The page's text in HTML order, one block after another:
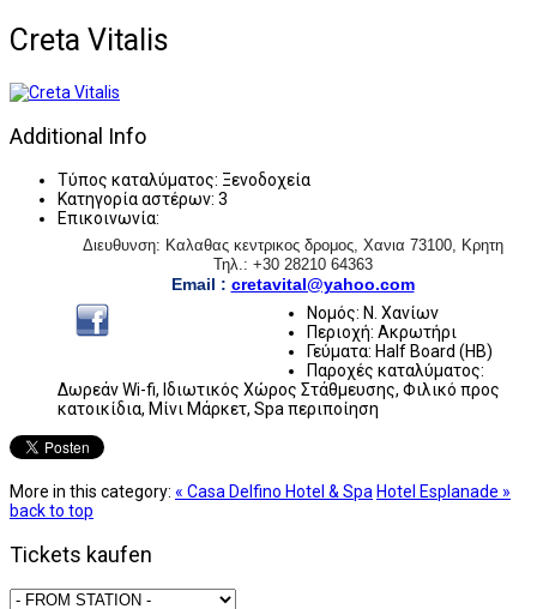
Creta Vitalis
Additional Info
Τύπος καταλύματος: Ξενοδοχεία
Κατηγορία αστέρων: 3
Επικοινωνία:
Διευθυνση: Καλαθας κεντρικος δρομος, Χανια 73100, Κρητη
Τηλ.: +30 28210 64363
Email : cretavital@yahoo.com
Νομός: Ν. Χανίων
Περιοχή: Ακρωτήρι
Γεύματα: Half Board (HB)
Παροχές καταλύματος:
Δωρεάν Wi-fi, Ιδιωτικός Χώρος Στάθμευσης, Φιλικό προς
κατοικίδια, Μίνι Μάρκετ, Spa περιποίηση
More in this category: « Casa Delfino Hotel & Spa Hotel Esplanade »
back to top
Tickets kaufen